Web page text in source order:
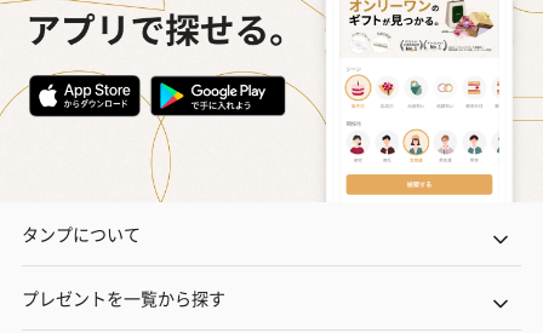
タンプについて
プレゼントを一覧から探す